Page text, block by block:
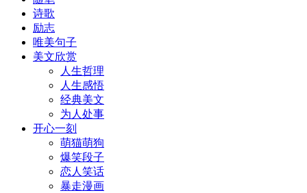
诗歌
励志
唯美句子
美文欣赏
人生哲理
人生感悟
经典美文
为人处事
开心一刻
萌猫萌狗
爆笑段子
恋人笑话
暴走漫画